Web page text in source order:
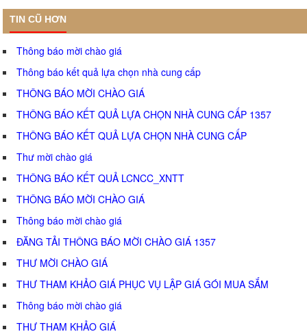
TIN CŨ HƠN
Thông báo mời chào giá
Thông báo kết quả lựa chọn nhà cung cấp
THÔNG BÁO MỜI CHÀO GIÁ
THÔNG BÁO KẾT QUẢ LỰA CHỌN NHÀ CUNG CẤP 1357
THÔNG BÁO KẾT QUẢ LỰA CHỌN NHÀ CUNG CẤP
Thư mời chào giá
THÔNG BÁO KẾT QUẢ LCNCC_XNTT
THÔNG BÁO MỜI CHÀO GIÁ
Thông báo mời chào giá
ĐĂNG TẢI THÔNG BÁO MỜI CHÀO GIÁ 1357
THƯ MỜI CHÀO GIÁ
THƯ THAM KHẢO GIÁ PHỤC VỤ LẬP GIÁ GÓI MUA SẮM
Thông báo mời chào giá
THƯ THAM KHẢO GIÁ